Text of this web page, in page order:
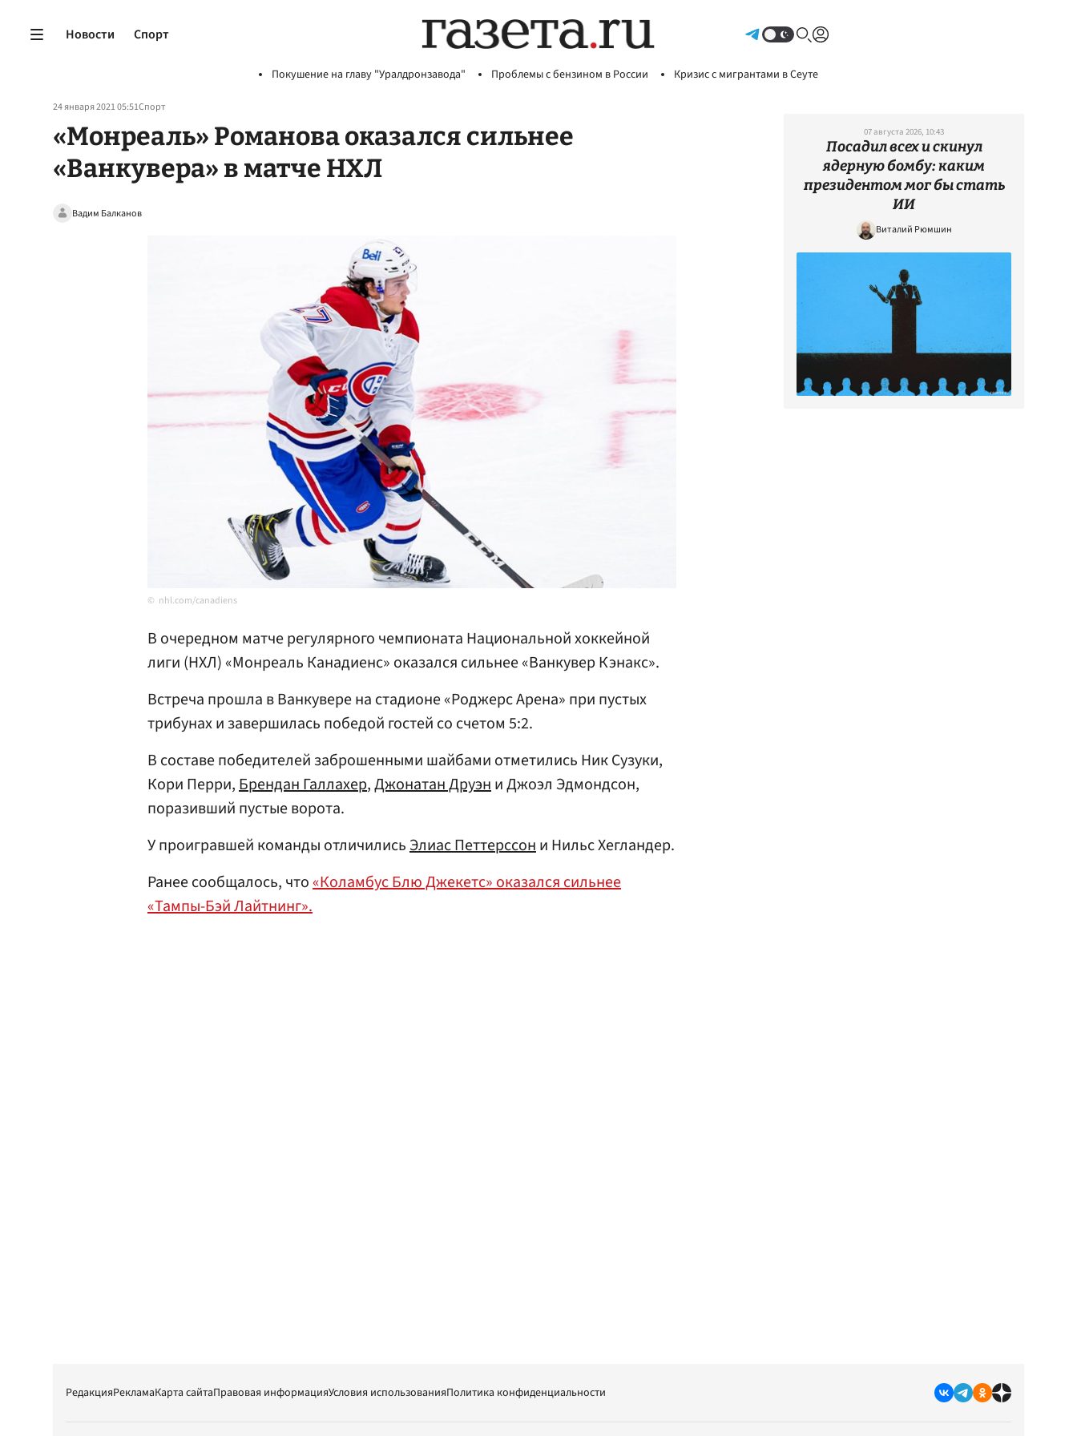
Новости Спорт
Покушение на главу "Уралдронзавода" Проблемы с бензином в России Кризис с мигрантами в Сеуте
24 января 2021 05:51Спорт
«Монреаль» Романова оказался сильнее
«Ванкувера» в матче НХЛ
Вадим Балканов
nhl.com/canadiens
В очередном матче регулярного чемпионата Национальной хоккейной
лиги (НХЛ) «Монреаль Канадиенс» оказался сильнее «Ванкувер Кэнакс».
Встреча прошла в Ванкувере на стадионе «Роджерс Арена» при пустых
трибунах и завершилась победой гостей со счетом 5:2.
В составе победителей заброшенными шайбами отметились Ник Сузуки,
Кори Перри,Брендан Галлахер,Джонатан Друэни Джоэл Эдмондсон,
поразивший пустые ворота.
У проигравшей команды отличилисьЭлиас Петтерссони Нильс Хегландер.
Ранее сообщалось, что«Коламбус Блю Джекетс» оказался сильнее
«Тампы-Бэй Лайтнинг».
07 августа 2026, 10:43
Посадил всех и скинул
ядерную бомбу: каким
президентом мог бы стать
ИИ
Виталий Рюмшин
РедакцияРекламаКарта сайтаПравовая информацияУсловия использованияПолитика конфиденциальности